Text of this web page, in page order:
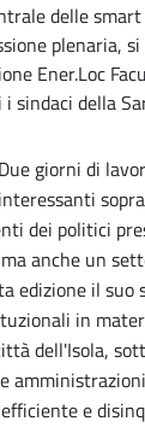
delle
plenaria,
Ener.Loc
della
Due giorni di
interessanti
dei politici
anche un
edizione il
in
dell'Isola,
e